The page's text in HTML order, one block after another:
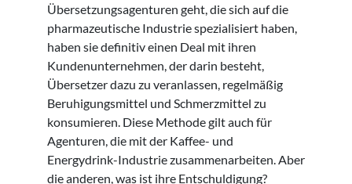
Übersetzungsagenturen geht, die sich auf die
pharmazeutische Industrie spezialisiert haben,
haben sie definitiv einen Deal mit ihren
Kundenunternehmen, der darin besteht,
Übersetzer dazu zu veranlassen, regelmäßig
Beruhigungsmittel und Schmerzmittel zu
konsumieren. Diese Methode gilt auch für
Agenturen, die mit der Kaffee- und
Energydrink-Industrie zusammenarbeiten. Aber
die anderen, was ist ihre Entschuldigung?